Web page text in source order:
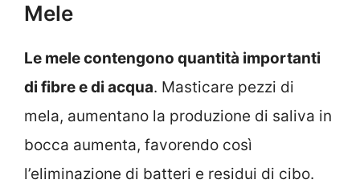
Mele
Le mele contengono quantità importanti
di fibre e di acqua. Masticare pezzi di
mela, aumentano la produzione di saliva in
bocca aumenta, favorendo così
l’eliminazione di batteri e residui di cibo.